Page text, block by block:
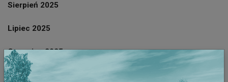
Sierpień 2025
Lipiec 2025
Czerwiec 2025
Październik 2023